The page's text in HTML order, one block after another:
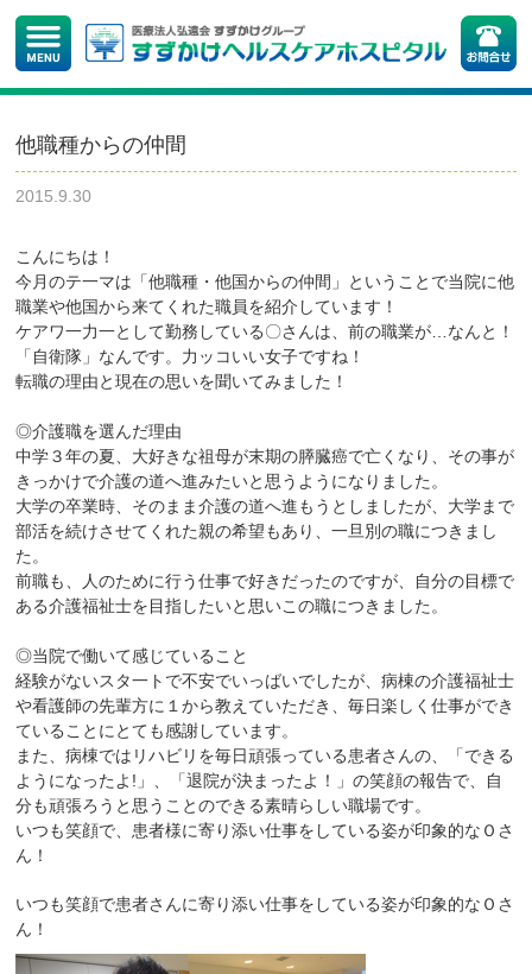
他職種からの仲間
2015.9.30
こんにちは！
今月のテ一マは「他職種・他国からの仲間」ということで当院に他
職業や他国から来てくれた職員を紹介しています！
ケアワ一力一として勤務している〇さんは、前の職業が…なんと！
「自衛隊」なんです。力ッコいい女子ですね！
転職の理由と現在の思いを聞いてみました！
◎介護職を選んだ理由
中学３年の夏、大好きな祖母が末期の膵臓癌で亡くなり、その事が
きっかけで介護の道へ進みたいと思うようになりました。
大学の卒業時、そのまま介護の道へ進もうとしましたが、大学まで
部活を続けさせてくれた親の希望もあり、一旦別の職につきまし
た。
前職も、人のために行う仕事で好きだったのですが、自分の目標で
ある介護福祉士を目指したいと思いこの職につきました。
◎当院で働いて感じていること
経験がないスタ一トで不安でいっばいでしたが、病棟の介護福祉士
や看護師の先輩方に１から教えていただき、毎日楽しく仕事ができ
ていることにとても感謝しています。
また、病棟ではリハビリを毎日頑張っている患者さんの、「できる
ようになったよ!」、「退院が決まったよ！」の笑顔の報告で、自
分も頑張ろうと思うことのできる素晴らしい職場です。
いつも笑顔で、患者様に寄り添い仕事をしている姿が印象的なＯさ
ん！
いつも笑顔で患者さんに寄り添い仕事をしている姿が印象的なＯさ
ん！